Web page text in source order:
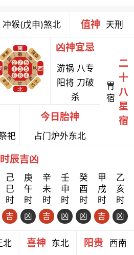
冲猴(戊申)煞北 值神 天刑
凶神宜忌
游祸 八专
阳将 刀破
杀
祀
今日胎神
占门炉外东北
胃
宿
二
十
八
星
宿
时辰吉凶
己
巳
时
吉
庚
午
时
凶
辛
未
时
吉
壬
申
时
凶
癸
酉
时
凶
甲
戌
时
吉
乙
亥
时
凶
北 喜神 东北 阳贵 西南